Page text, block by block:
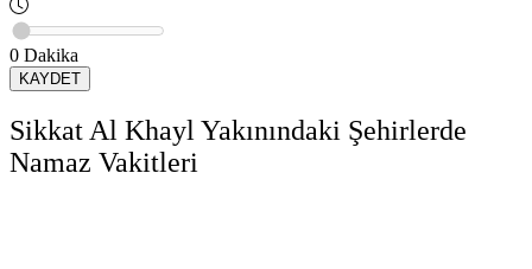
0 Dakika
KAYDET
Sikkat Al Khayl Yakınındaki Şehirlerde
Namaz Vakitleri